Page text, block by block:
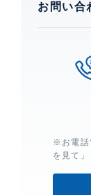
ット、 シュ
ン、 CATV
域冷暖房シ
制震構造、
駐車場複数
ゴミ置場、
ーム、 フロ
お問い合
※お電話
を見て」